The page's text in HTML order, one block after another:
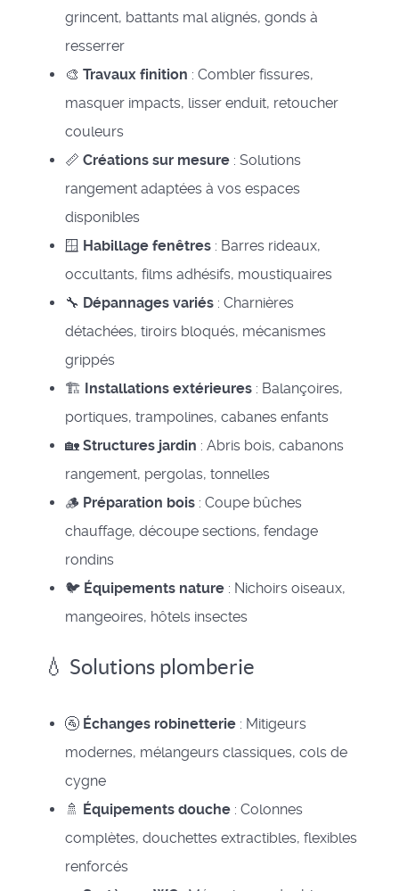
grincent, battants mal alignés, gonds à
resserrer
🎨 Travaux finition : Combler fissures,
masquer impacts, lisser enduit, retoucher
couleurs
📏 Créations sur mesure : Solutions
rangement adaptées à vos espaces
disponibles
🪟 Habillage fenêtres : Barres rideaux,
occultants, films adhésifs, moustiquaires
🔧 Dépannages variés : Charnières
détachées, tiroirs bloqués, mécanismes
grippés
🏗️ Installations extérieures : Balançoires,
portiques, trampolines, cabanes enfants
🏡 Structures jardin : Abris bois, cabanons
rangement, pergolas, tonnelles
🪵 Préparation bois : Coupe bûches
chauffage, découpe sections, fendage
rondins
🐦 Équipements nature : Nichoirs oiseaux,
mangeoires, hôtels insectes
💧 Solutions plomberie
🚰 Échanges robinetterie : Mitigeurs
modernes, mélangeurs classiques, cols de
cygne
🚿 Équipements douche : Colonnes
complètes, douchettes extractibles, flexibles
renforcés